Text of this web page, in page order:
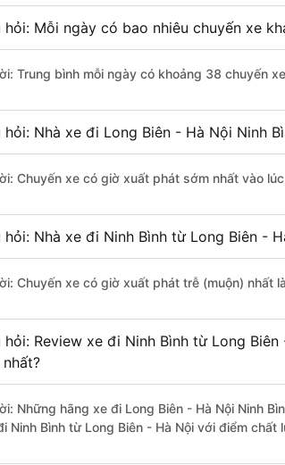
hỏi: Mỗi ngày có bao nhiêu chuyến xe
Trung bình mỗi ngày có khoảng 38 chuyến
hỏi: Nhà xe đi Long Biên - Hà Nội Ninh
Chuyến xe có giờ xuất phát sớm nhất vào
hỏi: Nhà xe đi Ninh Bình từ Long Biên -
Chuyến xe có giờ xuất phát trễ (muộn) nhất
hỏi: Review xe đi Ninh Bình từ Long
Những hãng xe đi Long Biên - Hà Nội Ninh
Ninh Bình từ Long Biên - Hà Nội với điểm